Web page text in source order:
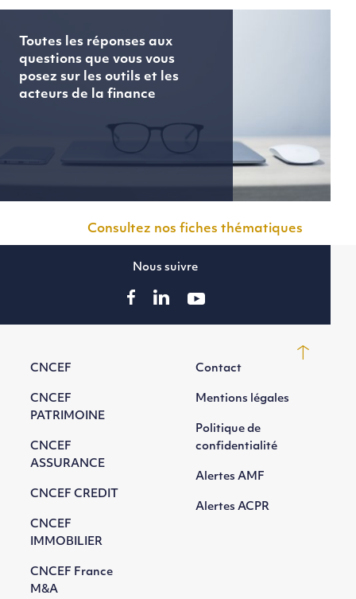
Toutes les réponses aux
questions que vous vous
posez sur les outils et les
acteurs de la finance
Consultez nos fiches thématiques
CNCEF
CNCEF
PATRIMOINE
CNCEF
ASSURANCE
CNCEF CREDIT
CNCEF
IMMOBILIER
CNCEF France
M&A
Contact
Mentions légales
Politique de
confidentialité
Alertes AMF
Alertes ACPR
Nous suivre